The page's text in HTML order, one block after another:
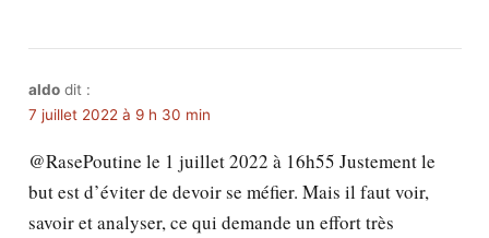
aldo dit :
7 juillet 2022 à 9 h 30 min
@RasePoutine le 1 juillet 2022 à 16h55 Justement le
but est d’éviter de devoir se méfier. Mais il faut voir,
savoir et analyser, ce qui demande un effort très